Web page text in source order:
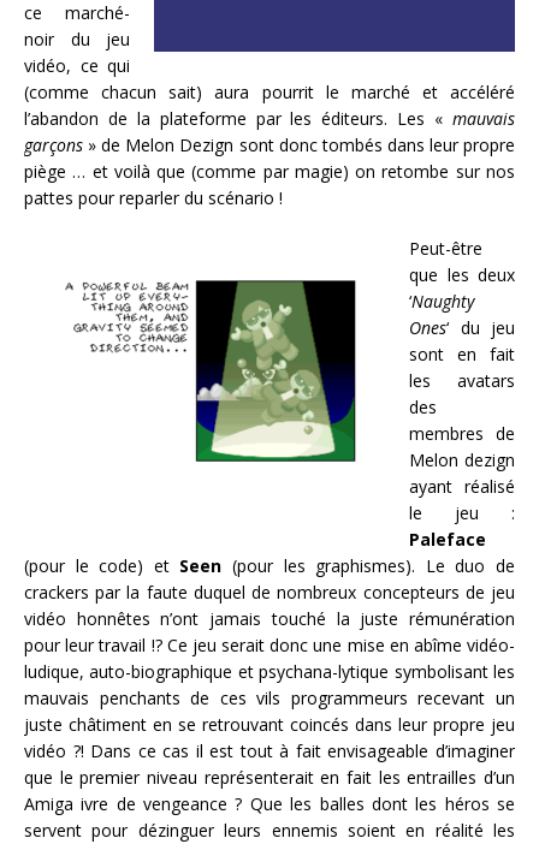
ce marché-
noir du jeu
vidéo, ce qui
(comme chacun sait) aura pourrit le marché et accéléré
l’abandon de la plateforme par les éditeurs. Les « mauvais
garçons » de Melon Dezign sont donc tombés dans leur propre
piège … et voilà que (comme par magie) on retombe sur nos
pattes pour reparler du scénario !
Peut-être
que les deux
‘Naughty
Ones‘ du jeu
sont en fait
les avatars
des
membres de
Melon dezign
ayant réalisé
le jeu :
Paleface
(pour le code) et Seen (pour les graphismes). Le duo de
crackers par la faute duquel de nombreux concepteurs de jeu
vidéo honnêtes n’ont jamais touché la juste rémunération
pour leur travail !? Ce jeu serait donc une mise en abîme vidéo-
ludique, auto-biographique et psychana-lytique symbolisant les
mauvais penchants de ces vils programmeurs recevant un
juste châtiment en se retrouvant coincés dans leur propre jeu
vidéo ?! Dans ce cas il est tout à fait envisageable d’imaginer
que le premier niveau représenterait en fait les entrailles d’un
Amiga ivre de vengeance ? Que les balles dont les héros se
servent pour dézinguer leurs ennemis soient en réalité les